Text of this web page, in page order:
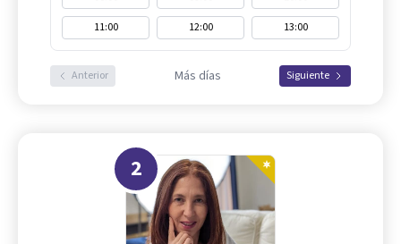
11:00
12:00 13:00
Anterior Más días Siguiente
2